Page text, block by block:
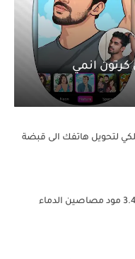
كرتون انمي
لتحويل هاتفك الى قبضة
تحميل تحديث ببجي 3.4 مود مصاصين الدماء